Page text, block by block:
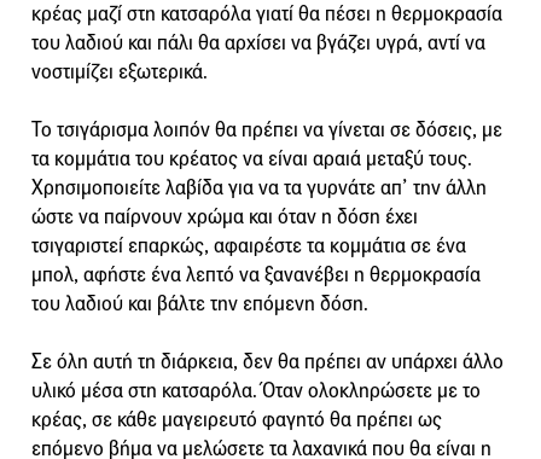
κρέας μαζί στη κατσαρόλα γιατί θα πέσει η θερμοκρασία
του λαδιού και πάλι θα αρχίσει να βγάζει υγρά, αντί να
νοστιμίζει εξωτερικά.
Το τσιγάρισμα λοιπόν θα πρέπει να γίνεται σε δόσεις, με
τα κομμάτια του κρέατος να είναι αραιά μεταξύ τους.
Χρησιμοποιείτε λαβίδα για να τα γυρνάτε απ’ την άλλη
ώστε να παίρνουν χρώμα και όταν η δόση έχει
τσιγαριστεί επαρκώς, αφαιρέστε τα κομμάτια σε ένα
μπολ, αφήστε ένα λεπτό να ξανανέβει η θερμοκρασία
του λαδιού και βάλτε την επόμενη δόση.
Σε όλη αυτή τη διάρκεια, δεν θα πρέπει αν υπάρχει άλλο
υλικό μέσα στη κατσαρόλα. Όταν ολοκληρώσετε με το
κρέας, σε κάθε μαγειρευτό φαγητό θα πρέπει ως
επόμενο βήμα να μελώσετε τα λαχανικά που θα είναι η